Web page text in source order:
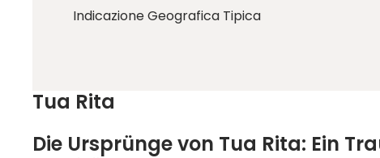
Indicazione Geografica Tipica
Tua Rita
Die Ursprünge von Tua Rita: Ein